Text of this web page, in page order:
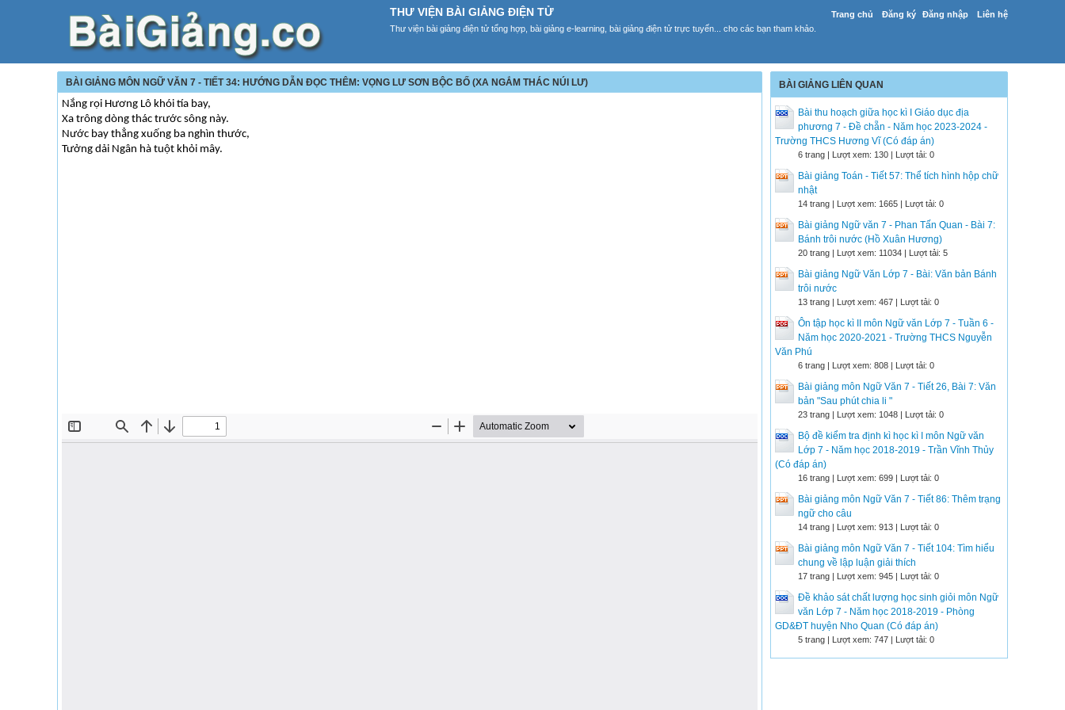
Trang chủ Đăng ký Đăng nhập Liên hệ
THƯ VIỆN BÀI GIẢNG ĐIỆN TỬ
Thư viện bài giảng điện tử tổng hợp, bài giảng e-learning, bài giảng điện tử trực tuyến... cho các bạn tham khảo.
BÀI GIẢNG MÔN NGỮ VĂN 7 - TIẾT 34: HƯỚNG DẪN ĐỌC THÊM: VỌNG LƯ SƠN BỘC BỐ (XA NGẮM THÁC NÚI LƯ)
Nắng rọi Hương Lô khói tía bay,
Xa trông dòng thác trước sông này.
Nước bay thẳng xuống ba nghìn thước,
Tưởng dải Ngân hà tuột khỏi mây.
BÀI GIẢNG LIÊN QUAN
Bài thu hoạch giữa học kì I Giáo dục địa
phương 7 - Đề chẵn - Năm học 2023-2024 -
Trường THCS Hương Vĩ (Có đáp án)
6 trang | Lượt xem: 130 | Lượt tải: 0
Bài giảng Toán - Tiết 57: Thể tích hình hộp chữ
nhật
14 trang | Lượt xem: 1665 | Lượt tải: 0
Bài giảng Ngữ văn 7 - Phan Tấn Quan - Bài 7:
Bánh trôi nước (Hồ Xuân Hương)
20 trang | Lượt xem: 11034 | Lượt tải: 5
Bài giảng Ngữ Văn Lớp 7 - Bài: Văn bản Bánh
trôi nước
13 trang | Lượt xem: 467 | Lượt tải: 0
Ôn tập học kì II môn Ngữ văn Lớp 7 - Tuần 6 -
Năm học 2020-2021 - Trường THCS Nguyễn
Văn Phú
6 trang | Lượt xem: 808 | Lượt tải: 0
Bài giảng môn Ngữ Văn 7 - Tiết 26, Bài 7: Văn
bản "Sau phút chia li "
23 trang | Lượt xem: 1048 | Lượt tải: 0
Bộ đề kiểm tra định kì học kì I môn Ngữ văn
Lớp 7 - Năm học 2018-2019 - Trần Vĩnh Thủy
(Có đáp án)
16 trang | Lượt xem: 699 | Lượt tải: 0
Bài giảng môn Ngữ Văn 7 - Tiết 86: Thêm trạng
ngữ cho câu
14 trang | Lượt xem: 913 | Lượt tải: 0
Bài giảng môn Ngữ Văn 7 - Tiết 104: Tìm hiểu
chung về lập luận giải thích
17 trang | Lượt xem: 945 | Lượt tải: 0
Đề khảo sát chất lượng học sinh giỏi môn Ngữ
văn Lớp 7 - Năm học 2018-2019 - Phòng
GD&ĐT huyện Nho Quan (Có đáp án)
5 trang | Lượt xem: 747 | Lượt tải: 0